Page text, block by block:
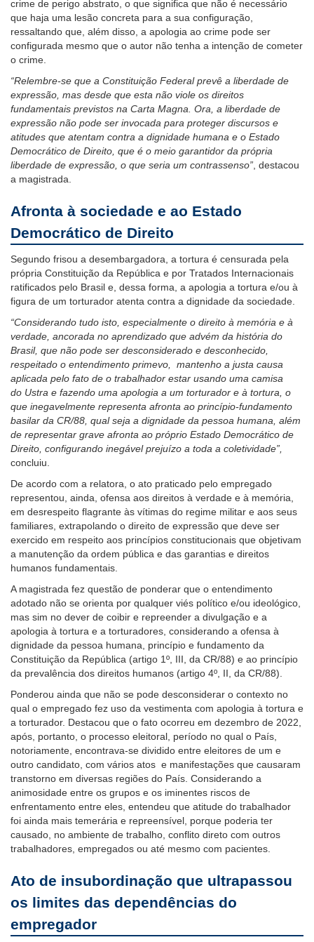
crime de perigo abstrato, o que significa que não é necessário
que haja uma lesão concreta para a sua configuração,
ressaltando que, além disso, a apologia ao crime pode ser
configurada mesmo que o autor não tenha a intenção de cometer
o crime.
“Relembre-se que a Constituição Federal prevê a liberdade de
expressão, mas desde que esta não viole os direitos
fundamentais previstos na Carta Magna. Ora, a liberdade de
expressão não pode ser invocada para proteger discursos e
atitudes que atentam contra a dignidade humana e o Estado
Democrático de Direito, que é o meio garantidor da própria
liberdade de expressão, o que seria um contrassenso” , destacou
a magistrada.
Afronta à sociedade e ao Estado
Democrático de Direito
Segundo frisou a desembargadora, a tortura é censurada pela
própria Constituição da República e por Tratados Internacionais
ratificados pelo Brasil e, dessa forma, a apologia a tortura e/ou à
figura de um torturador atenta contra a dignidade da sociedade.
“Considerando tudo isto, especialmente o direito à memória e à
verdade, ancorada no aprendizado que advém da história do
Brasil, que não pode ser desconsiderado e desconhecido,
respeitado o entendimento primevo, mantenho a justa causa
aplicada pelo fato de o trabalhador estar usando uma camisa
do Ustra e fazendo uma apologia a um torturador e à tortura, o
que inegavelmente representa afronta ao princípio-fundamento
basilar da CR/88, qual seja a dignidade da pessoa humana, além
de representar grave afronta ao próprio Estado Democrático de
Direito, configurando inegável prejuízo a toda a coletividade”,
concluiu.
De acordo com a relatora, o ato praticado pelo empregado
representou, ainda, ofensa aos direitos à verdade e à memória,
em desrespeito flagrante às vítimas do regime militar e aos seus
familiares, extrapolando o direito de expressão que deve ser
exercido em respeito aos princípios constitucionais que objetivam
a manutenção da ordem pública e das garantias e direitos
humanos fundamentais.
A magistrada fez questão de ponderar que o entendimento
adotado não se orienta por qualquer viés político e/ou ideológico,
mas sim no dever de coibir e repreender a divulgação e a
apologia à tortura e a torturadores, considerando a ofensa à
dignidade da pessoa humana, princípio e fundamento da
Constituição da República (artigo 1º, III, da CR/88) e ao princípio
da prevalência dos direitos humanos (artigo 4º, II, da CR/88).
Ponderou ainda que não se pode desconsiderar o contexto no
qual o empregado fez uso da vestimenta com apologia à tortura e
a torturador. Destacou que o fato ocorreu em dezembro de 2022,
após, portanto, o processo eleitoral, período no qual o País,
notoriamente, encontrava-se dividido entre eleitores de um e
outro candidato, com vários atos e manifestações que causaram
transtorno em diversas regiões do País. Considerando a
animosidade entre os grupos e os iminentes riscos de
enfrentamento entre eles, entendeu que atitude do trabalhador
foi ainda mais temerária e repreensível, porque poderia ter
causado, no ambiente de trabalho, conflito direto com outros
trabalhadores, empregados ou até mesmo com pacientes.
Ato de insubordinação que ultrapassou
os limites das dependências do
empregador